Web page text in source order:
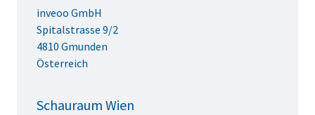
inveoo GmbH
Spitalstrasse 9/2
4810 Gmunden
Österreich
Schauraum Wien